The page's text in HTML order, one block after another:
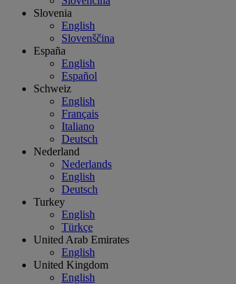
Slovenia
English
Slovenščina
España
English
Español
Schweiz
English
Français
Italiano
Deutsch
Nederland
Nederlands
English
Deutsch
Turkey
English
Türkçe
United Arab Emirates
English
United Kingdom
English